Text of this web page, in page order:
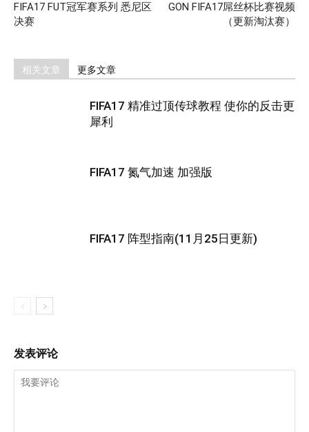
FIFA17 FUT冠军赛系列 悉尼区
决赛
GON FIFA17屌丝杯比赛视频
（更新淘汰赛）
相关文章 更多文章
FIFA17 精准过顶传球教程 使你的反击更
犀利
FIFA17 氮气加速 加强版
FIFA17 阵型指南(11月25日更新)
发表评论